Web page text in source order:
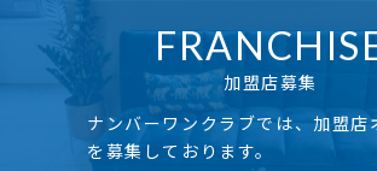
加盟店募集
ナンバーワンクラブでは、加盟店
を募集しております。